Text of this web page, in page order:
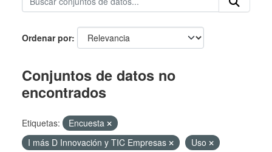
Ordenar por
Conjuntos de datos no
encontrados
Etiquetas:
Encuesta
I más D Innovación y TIC Empresas
Uso